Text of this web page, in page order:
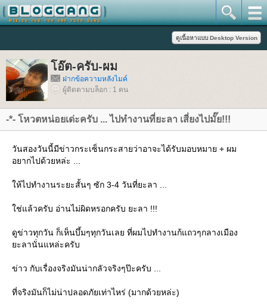
อ๊ต-ครับ-ผม
ฝากข้อความหลังไมค์
ผู้ติดตามบล็อก : 1 คน
-*- โหวตหน่อยเด่ะครับ ... ไปทำงานที่ยะลา เสี่ยงไปมั๊ย!!!
วันสองวันนี้มีข่าวกระเซ็นกระสายว่าอาจะได้รับมอบหมาย + ผม
อยากไปด้วยหล่ะ ...
ห้ไปทำงานระยะสั้นๆ ซัก 3-4 วันที่ยะลา ...
ช่แล้วครับ อ่านไม่ผิดหรอกครับ ยะลา !!!
ดูข่าวทุกวัน ก็เห็นบึ้มๆทุกวันเลย ที่ผมไปทำงานก้แถวๆกลางเมือง
ะลานั่นแหล่ะครับ
ข่าว กับเรื่องจริงมันน่ากลัวจริงๆป๊ะครับ ...
ที่จริงมันก็ไม่น่าปลอดภัยเท่าไหร่ (มากด้วยหล่ะ)